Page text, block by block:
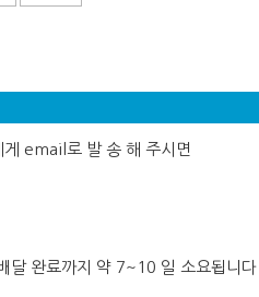
email로 발 송 해 주시면
달 완료까지 약 7~10 일 소요됩니다